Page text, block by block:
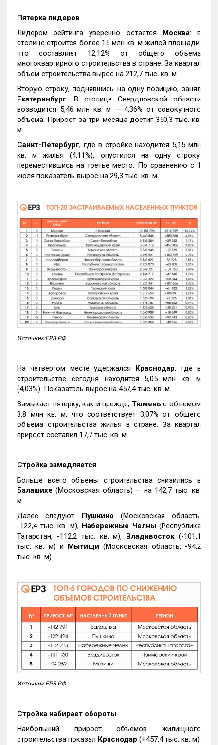
Пятерка лидеров
Лидером рейтинга уверенно остается Москва: в
столице строится более 15 млн кв. м жилой площади,
что составляет 12,12% от общего объема
многоквартирного строительства в стране. За квартал
объем строительства вырос на 212,7 тыс. кв. м.
Вторую строку, поднявшись на одну позицию, занял
Екатеринбург. В столице Свердловской области
возводится 5,46 млн кв. м — 4,36% от совокупного
объема. Прирост за три месяца достиг 350,3 тыс. кв.
м.
Санкт-Петербург, где в стройке находится 5,15 млн
кв. м жилья (4,11%), опустился на одну строку,
переместившись на третье место. По сравнению с 1
июля показатель вырос на 29,3 тыс. кв. м.
Источник:ЕРЗ.РФ
На четвертом месте удержался Краснодар, где в
строительстве сегодня находится 5,05 млн кв. м
(4,03%). Показатель вырос на 457,4 тыс. кв. м.
Замыкает пятерку, как и прежде, Тюмень с объемом
3,8 млн кв. м, что соответствует 3,07% от общего
объема строительства жилья в стране. За квартал
прирост составил 17,7 тыс. кв. м.
Стройка замедляется
Больше всего объемы строительства снизились в
Балашихе (Московская область) — на 142,7 тыс. кв.
м.
Далее следуют Пушкино (Московская область,
-122,4 тыс. кв. м), Набережные Челны(Республика
Татарстан, -112,2 тыс. кв. м), Владивосток(-101,1
тыс. кв. м) и Мытищи (Московская область, -94,2
тыс. кв. м).
Источник:ЕРЗ.РФ
Стройка набирает обороты
Наибольший прирост объемов жилищного
строительства показал Краснодар (+457,4 тыс. кв. м).